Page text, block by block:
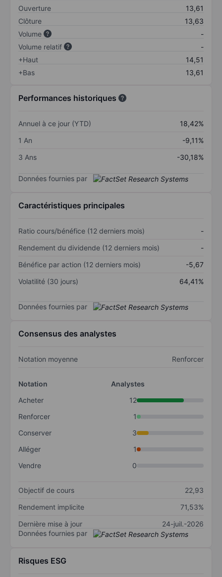
Ouverture
13,61
Clôture
13,63
Volume
-
Volume relatif
-
+Haut
14,51
+Bas
13,61
Performances historiques
Annuel à ce jour (YTD)
18,42%
1 An
-9,11%
3 Ans
-30,18%
Données fournies par
Caractéristiques principales
Ratio cours/bénéfice (12 derniers mois)
-
Rendement du dividende (12 derniers mois)
-
Bénéfice par action (12 derniers mois)
-5,67
Volatilité (30 jours)
64,41%
Données fournies par
Consensus des analystes
Notation moyenne Renforcer
Notation
Analystes
Acheter
12
Renforcer
1
Conserver
3
Alléger
1
Vendre
0
Objectif de cours
22,93
Rendement implicite
71,53%
Dernière mise à jour
24-juil.-2026
Données fournies par
Risques ESG